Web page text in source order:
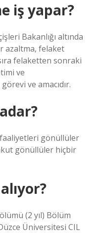
iş yapar?
Bakanlığı altında
azaltma, felaket
felaketten sonraki
ve
ve amacıdır.
gönüllüler
gönüllüler hiçbir
(2 yıl) Bölüm
Üniversitesi CIL